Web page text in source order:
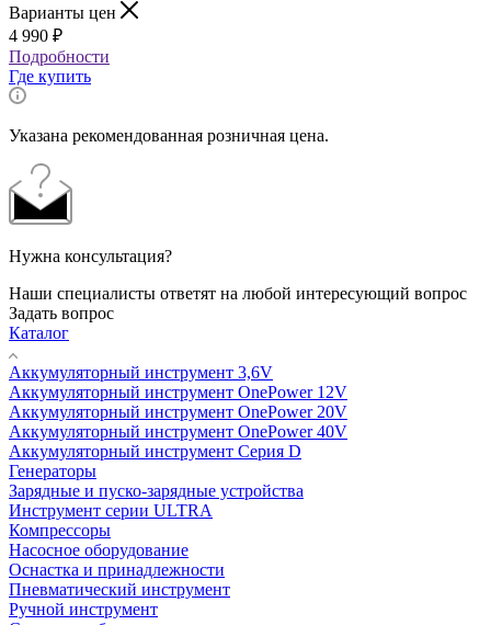
Варианты цен
4 990 ₽
Подробности
Где купить
Указана рекомендованная розничная цена.
Нужна консультация?
Наши специалисты ответят на любой интересующий вопрос
Задать вопрос
Каталог
Аккумуляторный инструмент 3,6V
Аккумуляторный инструмент OnePower 12V
Аккумуляторный инструмент OnePower 20V
Аккумуляторный инструмент OnePower 40V
Аккумуляторный инструмент Серия D
Генераторы
Зарядные и пуско-зарядные устройства
Инструмент серии ULTRA
Компрессоры
Насосное оборудование
Оснастка и принадлежности
Пневматический инструмент
Ручной инструмент